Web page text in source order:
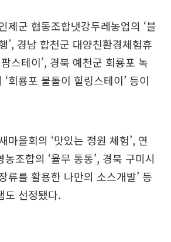
제군 협동조합냇강두레농업의 ‘블
’, 경남 합천군 대양친환경체험휴
스테이’, 경북 예천군 회룡포 녹
회룡포 물돌이 힐링스테이’ 등이
마을회의 ‘맛있는 정원 체험’, 연
조합의 ‘율무 통통’, 경북 구미시
류를 활용한 나만의 소스개발’ 등
도 선정됐다.